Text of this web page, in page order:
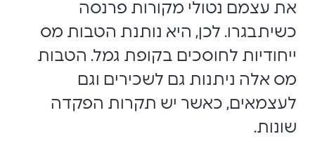
את עצמם נטולי מקורות פרנסה
כשיתבגרו. לכן, היא נותנת הטבות מס
ייחודיות לחוסכים בקופת גמל. הטבות
מס אלה ניתנות גם לשכירים וגם
לעצמאים, כאשר יש תקרות הפקדה
שונות.